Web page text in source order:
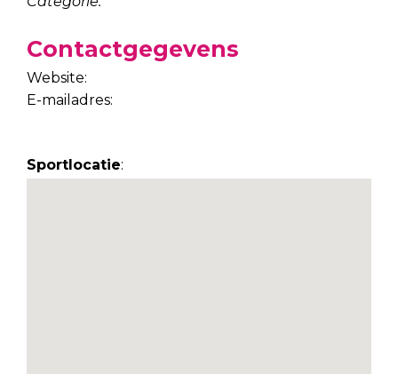
Contactgegevens
Website:
E-mailadres:
Sportlocatie: